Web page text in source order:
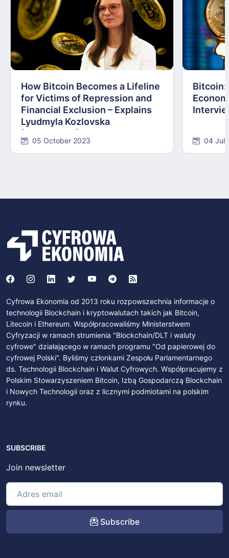
How Bitcoin Becomes a Lifeline
for Victims of Repression and
Financial Exclusion – Explains
Lyudmyla Kozlovska
05 October 2023
Bitcoin:
04
Cyfrowa Ekonomia od 2013 roku rozpowszechnia informacje o
technologii Blockchain i kryptowalutach takich jak Bitcoin,
Litecoin i Ethereum. Współpracowaliśmy Ministerstwem
Cyfryzacji w ramach strumienia "Blockchain/DLT i waluty
cyfrowe" działającego w ramach programu "Od papierowej do
cyfrowej Polski". Byliśmy członkami Zespołu Parlamentarnego
ds. Technologii Blockchain i Walut Cyfrowych. Współpracujemy z
Polskim Stowarzyszeniem Bitcoin, Izbą Gospodarczą Blockchain
i Nowych Technologii oraz z licznymi podmiotami na polskim
rynku.
SUBSCRIBE
Join newsletter
Subscribe